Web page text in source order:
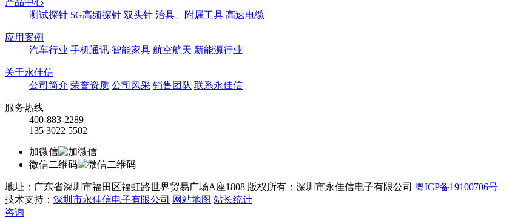
测试探针 5G高频探针 双头针 治具、附属工具 高速电缆
应用案例
汽车行业 手机通讯 智能家具 航空航天 新能源行业
关于永佳信
公司简介 荣誉资质 公司风采 销售团队 联系永佳信
服务热线
400-883-2289
135 3022 5502
加微信
微信二维码
地址：广东省深圳市福田区福虹路世界贸易广场A座1808 版权所有：深圳市永佳信电子有限公司 粤ICP备19100706号
技术支持： 深圳市永佳信电子有限公司 网站地图 站长统计
咨询